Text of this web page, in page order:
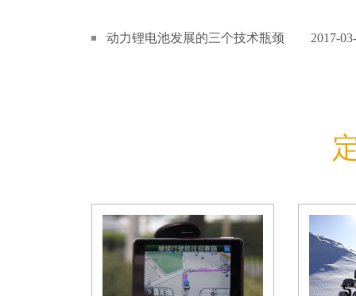
动力锂电池发展的三个技术瓶颈 2017-